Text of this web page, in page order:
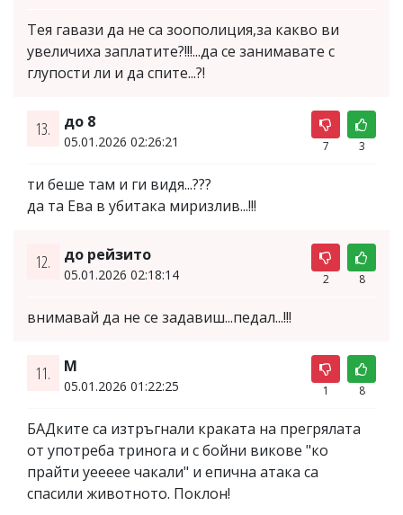
Тея гавази да не са зоополиция,за какво ви
увеличиха заплатите?!!!...да се занимавате с
глупости ли и да спите...?!
13. до 8
05.01.2026 02:26:21 7 3
ти беше там и ги видя...???
да та Ева в убитака миризлив...!!!
12. до рейзито
05.01.2026 02:18:14 2 8
внимавай да не се задавиш...педал...!!!
11. М
05.01.2026 01:22:25 1 8
БАДките са изтръгнали краката на прегрялата
от употреба тринога и с бойни викове "ко
прайти уеееее чакали" и епична атака са
спасили животното. Поклон!